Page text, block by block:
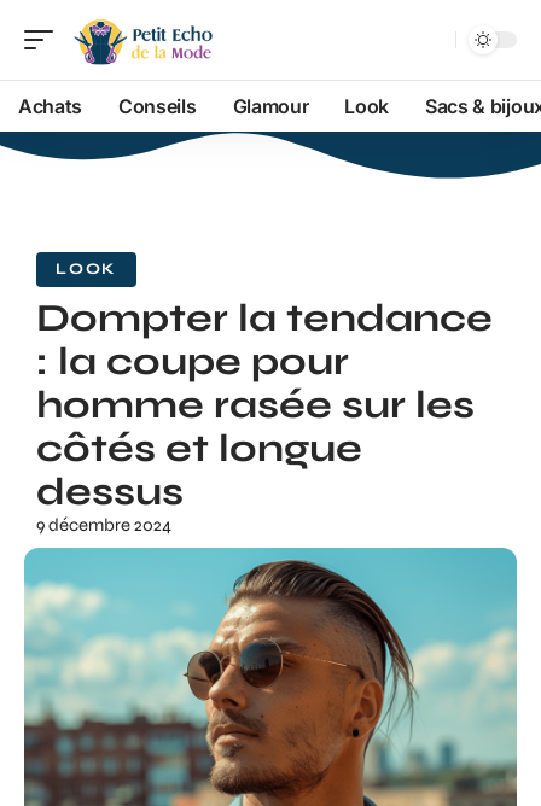
Achats Conseils Glamour Look Sacs &
LOOK
Dompter la tendance
: la coupe pour
homme rasée sur les
côtés et longue
dessus
9 décembre 2024